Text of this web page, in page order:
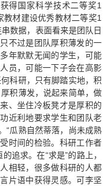
得国家科学技术二等奖1
材建设优秀教材二等奖1
数据，表面看来是团队日
不过是团队厚积薄发的一
年默默无闻的学生，可能
员，可能一下子会在高影
科研，只有脚踏实地，积
积薄发，说起来简单，做
、坐住冷板凳才是厚积的
近利地要求学生和团队老
“瓜熟自然蒂落，尚未成熟
时间的检验。科研工作者
追求。在“求是”的路上，
相轻，很多做科研的人都
片语中获得灵感。可李坚